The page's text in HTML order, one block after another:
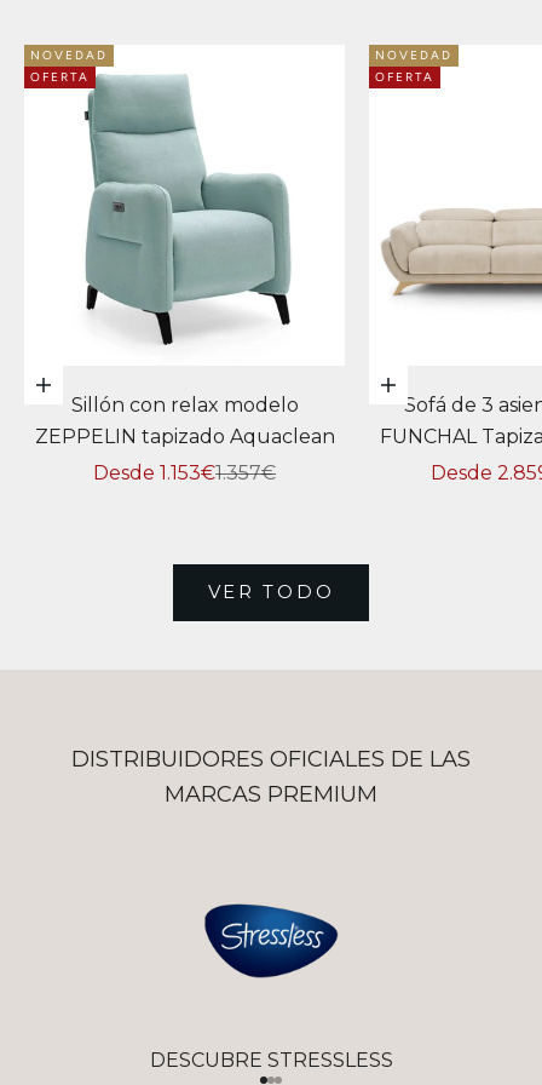
NOVEDAD
OFERTA
Elige opciones
Sillón con relax modelo
ZEPPELIN tapizado Aquaclean
Precio de oferta
Desde 1.153€Precio normal
1.357€
NOVEDAD
OFERTA
Elige opciones
Sofá de 3
FUNCHAL
Precio de
Desde
VER TODO
DISTRIBUIDORES OFICIALES DE LAS
MARCAS PREMIUM
DESCUBRE STRESSLESS